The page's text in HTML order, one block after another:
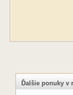
Ďalšie ponuky v